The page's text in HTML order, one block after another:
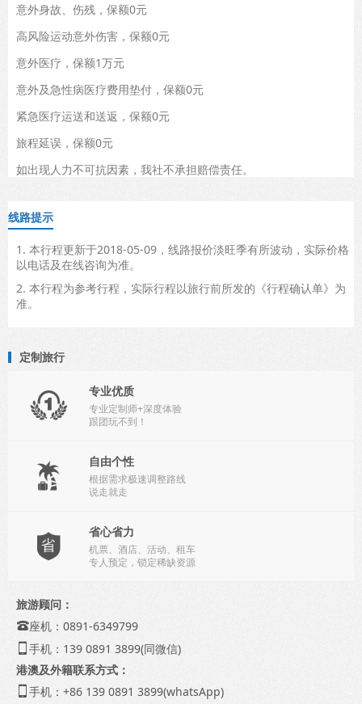
意外身故、伤残，保额0元
高风险运动意外伤害，保额0元
意外医疗，保额1万元
意外及急性病医疗费用垫付，保额0元
紧急医疗运送和送返，保额0元
旅程延误，保额0元
如出现人力不可抗因素，我社不承担赔偿责任。
线路提示
1. 本行程更新于2018-05-09，线路报价淡旺季有所波动，实际价格
以电话及在线咨询为准。
2. 本行程为参考行程，实际行程以旅行前所发的《行程确认单》为
准。
定制旅行
 专业优质
专业定制师+深度体验
跟团玩不到！
 自由个性
根据需求极速调整路线
说走就走
 省心省力
机票、酒店、活动、租车
专人预定，锁定稀缺资源
旅游顾问：
座机：0891-6349799
 手机：139 0891 3899(同微信)
港澳及外籍联系方式：
 手机：+86 139 0891 3899(whatsApp)